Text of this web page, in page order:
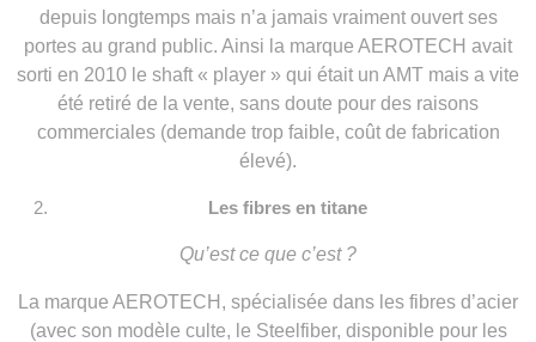
depuis longtemps mais n’a jamais vraiment ouvert ses
portes au grand public. Ainsi la marque AEROTECH avait
sorti en 2010 le shaft « player » qui était un AMT mais a vite
été retiré de la vente, sans doute pour des raisons
commerciales (demande trop faible, coût de fabrication
élevé).
Les fibres en titane
Qu’est ce que c’est ?
La marque AEROTECH, spécialisée dans les fibres d’acier
(avec son modèle culte, le Steelfiber, disponible pour les